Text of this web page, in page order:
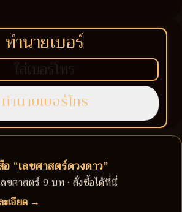
ทำนายเบอร์
“เลขศาสตร์ดวงดาว”
ลขศาสตร์ 9 บท • สั่งซื้อได้ที่นี่
เอียด →